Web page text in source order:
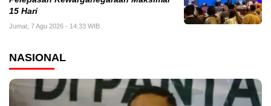
15 Hari
Jumat, 7 Agu 2026 - 14:33 WIB
NASIONAL